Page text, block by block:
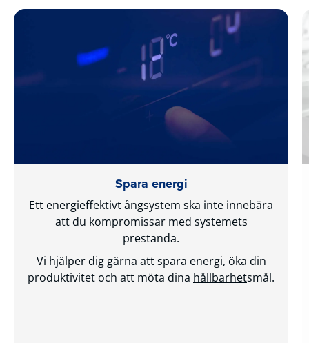
Spara energi
Ett energieffektivt ångsystem ska inte innebära
att du kompromissar med systemets
prestanda.
Vi hjälper dig gärna att spara energi, öka din
produktivitet och att möta dina hållbarhetsmål.